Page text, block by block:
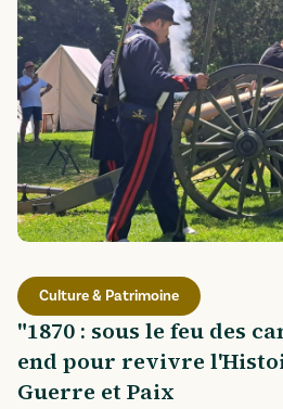
Culture & Patrimoine
"1870 : sous le feu des
end pour revivre
Guerre et Paix